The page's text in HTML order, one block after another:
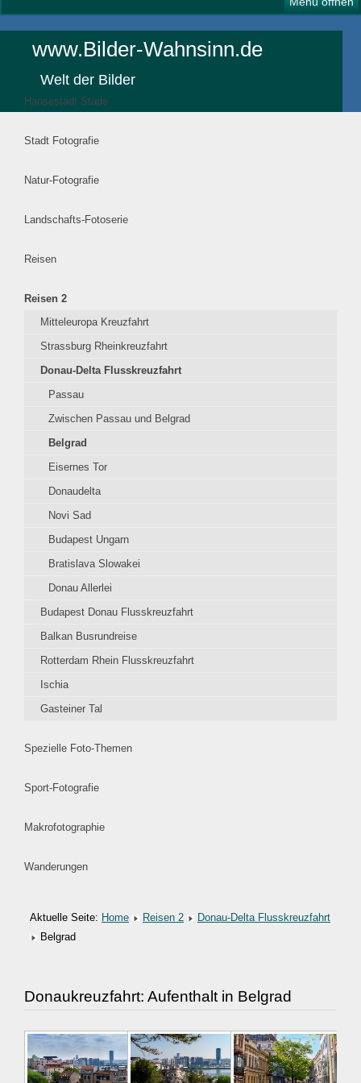
www.Bilder-Wahnsinn.de
Welt der Bilder
Hansestadt Stade
Stadt Fotografie
Natur-Fotografie
Landschafts-Fotoserie
Reisen
Reisen 2
Mitteleuropa Kreuzfahrt
Strassburg Rheinkreuzfahrt
Donau-Delta Flusskreuzfahrt
Passau
Zwischen Passau und Belgrad
Belgrad
Eisernes Tor
Donaudelta
Novi Sad
Budapest Ungarn
Bratislava Slowakei
Donau Allerlei
Budapest Donau Flusskreuzfahrt
Balkan Busrundreise
Rotterdam Rhein Flusskreuzfahrt
Ischia
Gasteiner Tal
Spezielle Foto-Themen
Sport-Fotografie
Makrofotographie
Wanderungen
Aktuelle Seite: Home Reisen 2
Donau-Delta Flusskreuzfahrt
Belgrad
Donaukreuzfahrt: Aufenthalt in Belgrad